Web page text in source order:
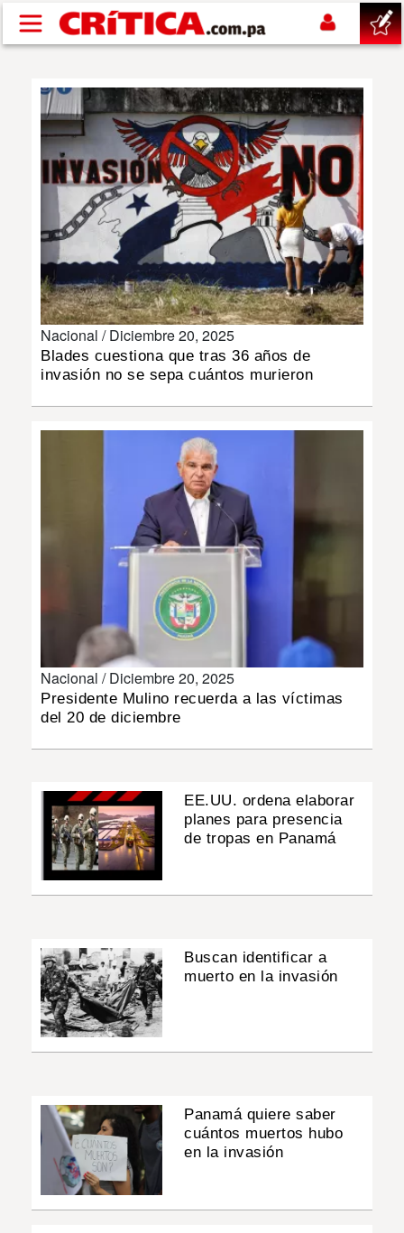
Pasar al contenido principal
SUCESOS
NACIONAL
POLÍTICA
SHOW
DEPORTES
Nacional /Diciembre 20, 2025
Blades cuestiona que tras 36 años de
invasión no se sepa cuántos murieron
Nacional /Diciembre 20, 2025
Presidente Mulino recuerda a las víctimas
del 20 de diciembre
EE.UU. ordena elaborar
planes para presencia
de tropas en Panamá
Buscan identificar a
muerto en la invasión
Panamá quiere saber
cuántos muertos hubo
en la invasión